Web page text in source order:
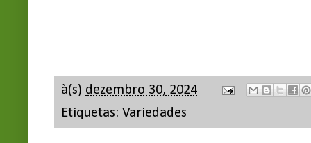
à(s) dezembro 30, 2024
Etiquetas: Variedades